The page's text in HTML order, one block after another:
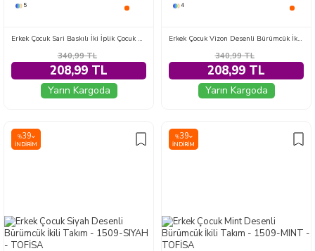
5
Erkek Çocuk Sari Baskılı İki İplik Çocuk Pijama Takımı - 28274-SARI
340,99TL
208,99 TL
Yarın Kargoda
4
Erkek Çocuk Vizon Desenli Bürümcük İkili Takım - 1510-VIZON
340,99TL
208,99 TL
Yarın Kargoda
%39
İNDIRIM
%39
İNDIRIM